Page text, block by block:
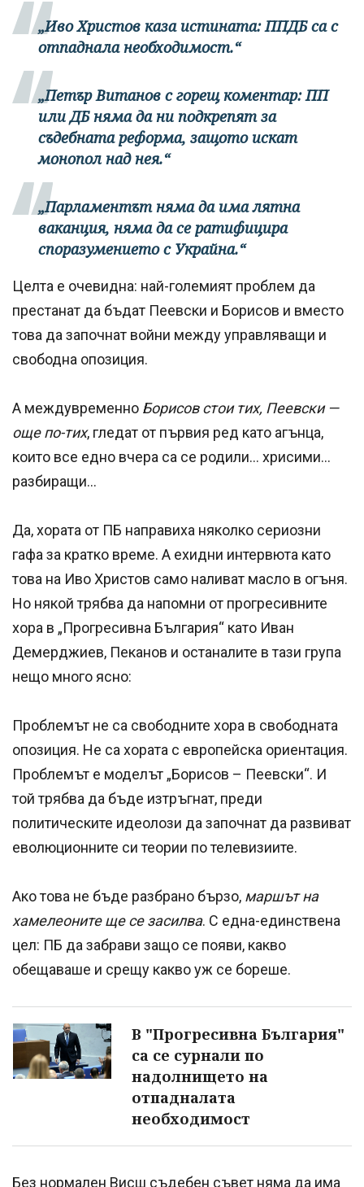
„Иво Христов каза истината: ППДБ са с
отпаднала необходимост.“
„Петър Витанов с горещ коментар: ПП
или ДБ няма да ни подкрепят за
съдебната реформа, защото искат
монопол над нея.“
„Парламентът няма да има лятна
ваканция, няма да се ратифицира
споразумението с Украйна.“
Целта е очевидна: най-големият проблем да
престанат да бъдат Пеевски и Борисов и вместо
това да започнат войни между управляващи и
свободна опозиция.
А междувременно Борисов стои тих, Пеевски —
още по-тих, гледат от първия ред като агънца,
които все едно вчера са се родили… хрисими…
разбиращи…
Да, хората от ПБ направиха няколко сериозни
гафa за кратко време. А ехидни интервюта като
това на Иво Христов само наливат масло в огъня.
Но някой трябва да напомни от прогресивните
хора в „Прогресивна България“ като Иван
Демерджиев, Пеканов и останалите в тази група
нещо много ясно:
Проблемът не са свободните хора в свободната
опозиция. Не са хората с европейска ориентация.
Проблемът е моделът „Борисов – Пеевски“. И
той трябва да бъде изтръгнат, преди
политическите идеолози да започнат да развиват
еволюционните си теории по телевизиите.
Ако това не бъде разбрано бързо, маршът на
хамелеоните ще се засилва. С една-единствена
цел: ПБ да забрави защо се появи, какво
обещаваше и срещу какво уж се бореше.
В "Прогресивна България"
са се сурнали по
надолнището на
отпадналата
необходимост
Без нормален Висш съдебен съвет няма да има